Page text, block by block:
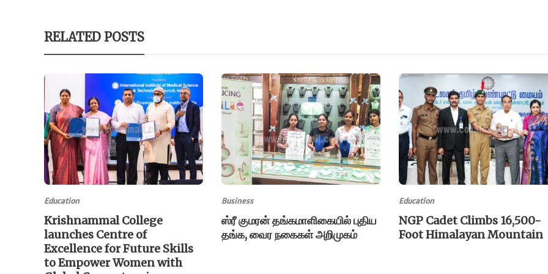
RELATED POSTS
Education
Krishnammal College
launches Centre of
Excellence for Future Skills
to Empower Women with
Business
ஸ்ரீ குமரன் தங்கமாளிகையில் புதிய
தங்க, வைர நகைகள் அறிமுகம்
Education
NGP Cadet Climbs 16,500-
Foot Himalayan Mountain